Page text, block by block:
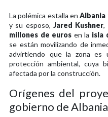
La polémica estalla enAlbania
y su esposo, Jared Kushner,
millones de euros en la isla
se están movilizando de
advirtiendo que la zona es
protección ambiental, cuya
afectada por la construcción.
Orígenes del
gobierno de Albania